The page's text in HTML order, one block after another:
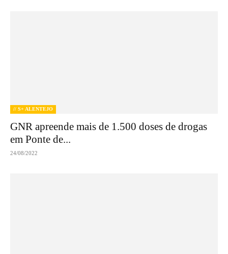
// S+ ALENTEJO
GNR apreende mais de 1.500 doses de drogas
em Ponte de...
24/08/2022